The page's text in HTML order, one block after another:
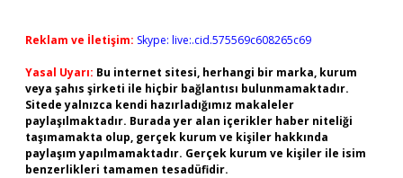
Reklam ve İletişim: Skype: live:.cid.575569c608265c69
Yasal Uyarı: Bu internet sitesi, herhangi bir marka, kurum
veya şahıs şirketi ile hiçbir bağlantısı bulunmamaktadır.
Sitede yalnızca kendi hazırladığımız makaleler
paylaşılmaktadır. Burada yer alan içerikler haber niteliği
taşımamakta olup, gerçek kurum ve kişiler hakkında
paylaşım yapılmamaktadır. Gerçek kurum ve kişiler ile isim
benzerlikleri tamamen tesadüfidir.